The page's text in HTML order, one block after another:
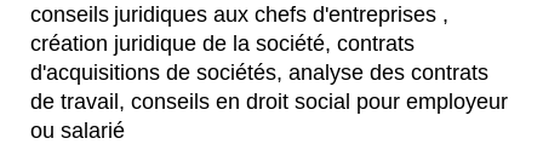
conseils juridiques aux chefs d'entreprises ,
création juridique de la société, contrats
d'acquisitions de sociétés, analyse des contrats
de travail, conseils en droit social pour employeur
ou salarié